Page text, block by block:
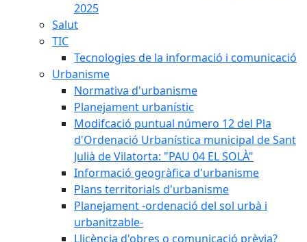
2025
Salut
TIC
Tecnologies de la informació i comunicació
Urbanisme
Normativa d'urbanisme
Planejament urbanístic
Modifcació puntual número 12 del Pla
d'Ordenació Urbanística municipal de Sant
Julià de Vilatorta: "PAU 04 EL SOLÀ"
Informació geogràfica d'urbanisme
Plans territorials d'urbanisme
Planejament -ordenació del sol urbà i
urbanitzable-
Llicència d'obres o comunicació prèvia?